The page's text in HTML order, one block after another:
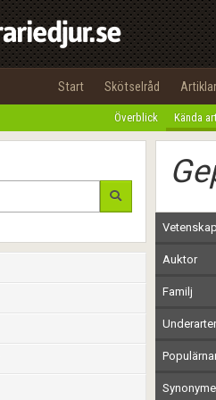
Start Skötselråd Artiklar
Överblick Kända
Auktor
Familj
Underarter